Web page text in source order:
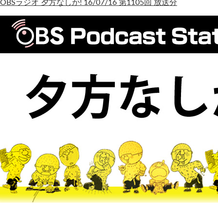
OBSラジオ 夕方なしか! 16/07/16 第1105回 放送分